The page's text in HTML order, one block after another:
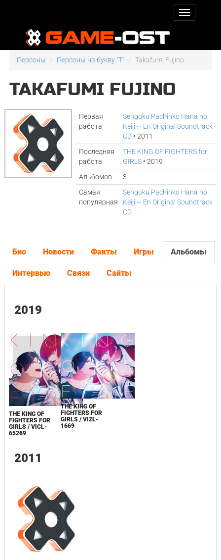
Персоны Персоны на букву "T" Takafumi Fujino
TAKAFUMI FUJINO
Первая
работа
Sengoku Pachinko Hana no
Keiji ~ En Original Soundtrack
CD • 2011
Последняя
работа
THE KING OF FIGHTERS for
GIRLS • 2019
Альбомов
3
Самая
популярная
Sengoku Pachinko Hana no
Keiji ~ En Original Soundtrack
CD
Био Новости Факты Игры Альбомы
Интервью Связи Сайты
2019
THE KING OF
FIGHTERS FOR
GIRLS / VICL-
65269
THE KING OF
FIGHTERS FOR
GIRLS / VIZL-
1669
2011